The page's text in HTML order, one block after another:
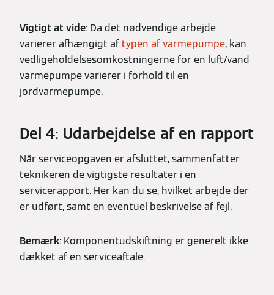
Vigtigt at vide: Da det nødvendige arbejde
varierer afhængigt af typen af varmepumpe, kan
vedligeholdelsesomkostningerne for en luft/vand
varmepumpe varierer i forhold til en
jordvarmepumpe.
Del 4: Udarbejdelse af en rapport
Når serviceopgaven er afsluttet, sammenfatter
teknikeren de vigtigste resultater i en
servicerapport. Her kan du se, hvilket arbejde der
er udført, samt en eventuel beskrivelse af fejl.
Bemærk: Komponentudskiftning er generelt ikke
dækket af en serviceaftale.